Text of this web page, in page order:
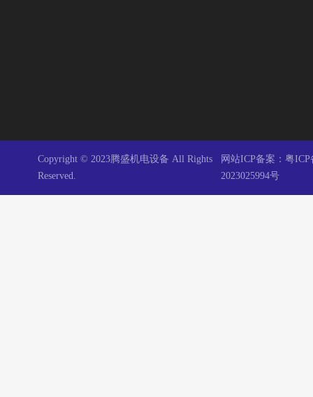
Copyright © 2023腾盛机电设备 All Rights
Reserved.
网站ICP备案： 粤ICP
2023025994号